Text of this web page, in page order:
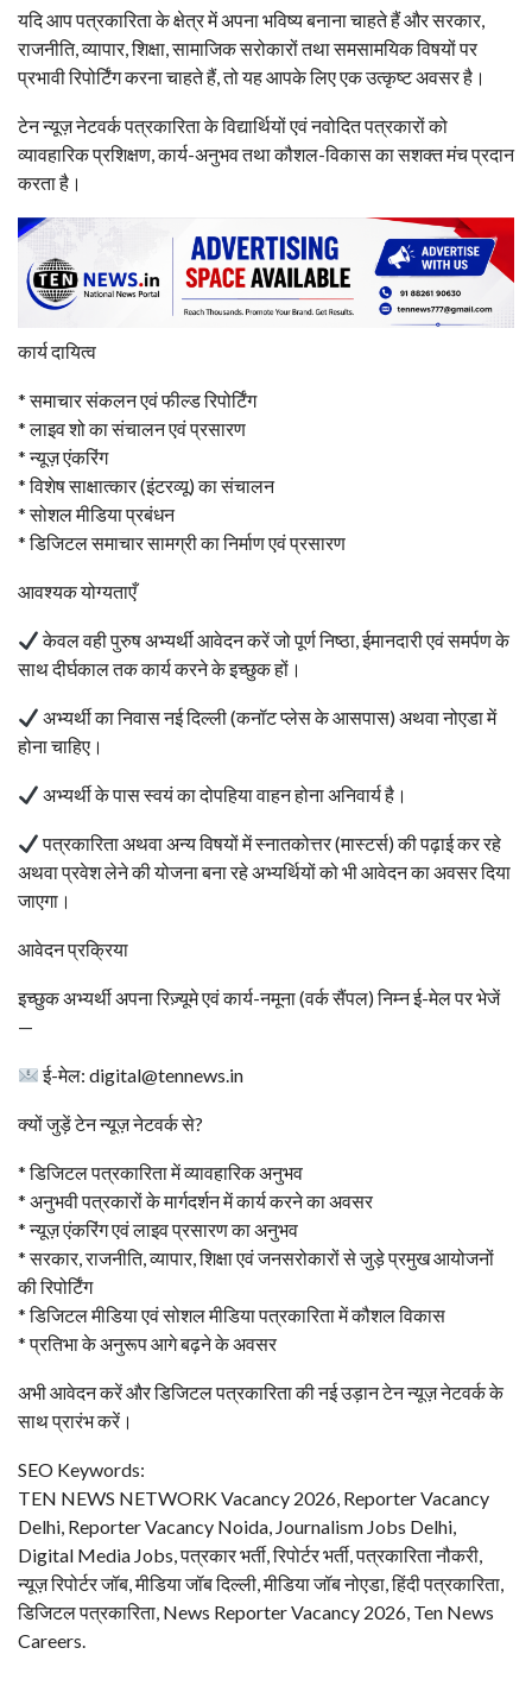
यदि आप पत्रकारिता के क्षेत्र में अपना भविष्य बनाना चाहते हैं और सरकार,
राजनीति, व्यापार, शिक्षा, सामाजिक सरोकारों तथा समसामयिक विषयों पर
प्रभावी रिपोर्टिंग करना चाहते हैं, तो यह आपके लिए एक उत्कृष्ट अवसर है।
टेन न्यूज़ नेटवर्क पत्रकारिता के विद्यार्थियों एवं नवोदित पत्रकारों को
व्यावहारिक प्रशिक्षण, कार्य-अनुभव तथा कौशल-विकास का सशक्त मंच प्रदान
करता है।
कार्य दायित्व
* समाचार संकलन एवं फील्ड रिपोर्टिंग
* लाइव शो का संचालन एवं प्रसारण
* न्यूज़ एंकरिंग
* विशेष साक्षात्कार (इंटरव्यू) का संचालन
* सोशल मीडिया प्रबंधन
* डिजिटल समाचार सामग्री का निर्माण एवं प्रसारण
आवश्यक योग्यताएँ
केवल वही पुरुष अभ्यर्थी आवेदन करें जो पूर्ण निष्ठा, ईमानदारी एवं समर्पण के
साथ दीर्घकाल तक कार्य करने के इच्छुक हों।
अभ्यर्थी का निवास नई दिल्ली (कनॉट प्लेस के आसपास) अथवा नोएडा में
होना चाहिए।
अभ्यर्थी के पास स्वयं का दोपहिया वाहन होना अनिवार्य है।
पत्रकारिता अथवा अन्य विषयों में स्नातकोत्तर (मास्टर्स) की पढ़ाई कर रहे
अथवा प्रवेश लेने की योजना बना रहे अभ्यर्थियों को भी आवेदन का अवसर दिया
जाएगा।
आवेदन प्रक्रिया
इच्छुक अभ्यर्थी अपना रिज़्यूमे एवं कार्य-नमूना (वर्क सैंपल) निम्न ई-मेल पर भेजें
—
ई-मेल: digital@tennews.in
क्यों जुड़ें टेन न्यूज़ नेटवर्क से?
* डिजिटल पत्रकारिता में व्यावहारिक अनुभव
* अनुभवी पत्रकारों के मार्गदर्शन में कार्य करने का अवसर
* न्यूज़ एंकरिंग एवं लाइव प्रसारण का अनुभव
* सरकार, राजनीति, व्यापार, शिक्षा एवं जनसरोकारों से जुड़े प्रमुख आयोजनों
की रिपोर्टिंग
* डिजिटल मीडिया एवं सोशल मीडिया पत्रकारिता में कौशल विकास
* प्रतिभा के अनुरूप आगे बढ़ने के अवसर
अभी आवेदन करें और डिजिटल पत्रकारिता की नई उड़ान टेन न्यूज़ नेटवर्क के
साथ प्रारंभ करें।
SEO Keywords:
TEN NEWS NETWORK Vacancy 2026, Reporter Vacancy
Delhi, Reporter Vacancy Noida, Journalism Jobs Delhi,
Digital Media Jobs, पत्रकार भर्ती, रिपोर्टर भर्ती, पत्रकारिता नौकरी,
न्यूज़ रिपोर्टर जॉब, मीडिया जॉब दिल्ली, मीडिया जॉब नोएडा, हिंदी पत्रकारिता,
डिजिटल पत्रकारिता, News Reporter Vacancy 2026, Ten News
Careers.